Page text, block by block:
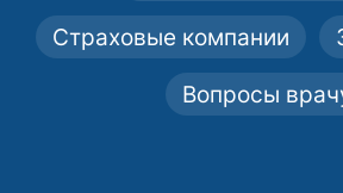
Страховые компании
Вопросы